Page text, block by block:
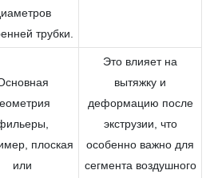
трубки.
плоская
или
Это влияет на
вытяжку и
деформацию после
экструзии, что
особенно важно для
сегмента воздушного